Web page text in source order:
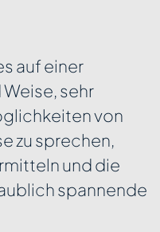
Möglichkeiten
und
möchte, kann